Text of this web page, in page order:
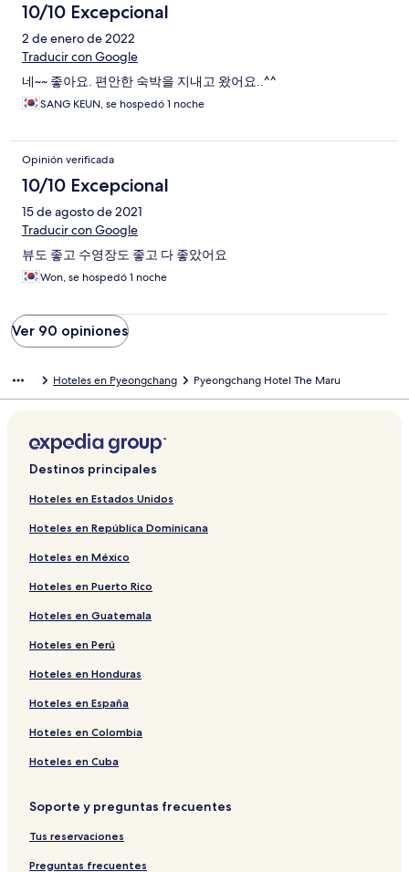
10/10 Excepcional
2 de enero de 2022
Traducir con Google
네~~ 좋아요. 편안한 숙박을 지내고 왔어요..^^
SANG KEUN, se hospedó 1 noche
Opinión verificada
10/10 Excepcional
15 de agosto de 2021
Traducir con Google
뷰도 좋고 수영장도 좋고 다 좋았어요
Won, se hospedó 1 noche
Ver 90 opiniones
Hoteles en Pyeongchang Pyeongchang Hotel The Maru
Destinos principales
Hoteles en Estados Unidos
Hoteles en República Dominicana
Hoteles en México
Hoteles en Puerto Rico
Hoteles en Guatemala
Hoteles en Perú
Hoteles en Honduras
Hoteles en España
Hoteles en Colombia
Hoteles en Cuba
Soporte y preguntas frecuentes
Tus reservaciones
Preguntas frecuentes